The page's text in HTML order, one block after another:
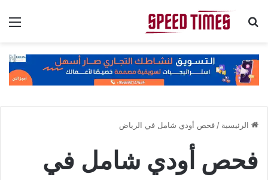
بحث عن
الرئيسية / فحص أودي شامل في الرياض
فحص أودي شامل في